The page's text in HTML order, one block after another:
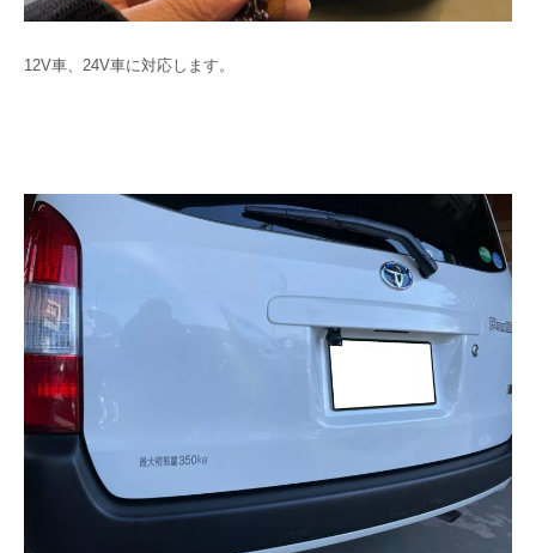
12V車、24V車に対応します。